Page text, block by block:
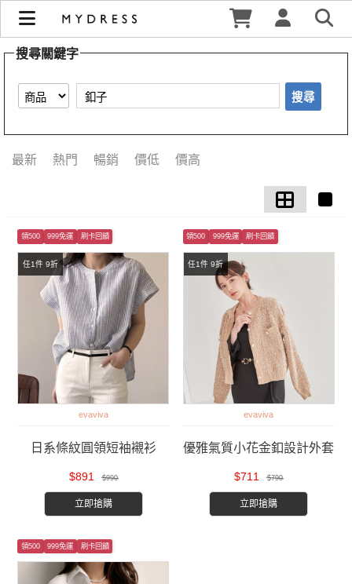
【釦子】搜尋結果 | MYDRESS 時裳韓風
搜尋關鍵字
搜尋
最新 熱門 暢銷 價低 價高
任1件 9折
領500 999免運 刷卡回饋
evaviva
日系條紋圓領短袖襯衫
$891 $990
立即搶購
任1件 9折
領500 999免運 刷卡回饋
evaviva
優雅氣質小花金釦設計外套
$711 $790
立即搶購
領500 999免運 刷卡回饋